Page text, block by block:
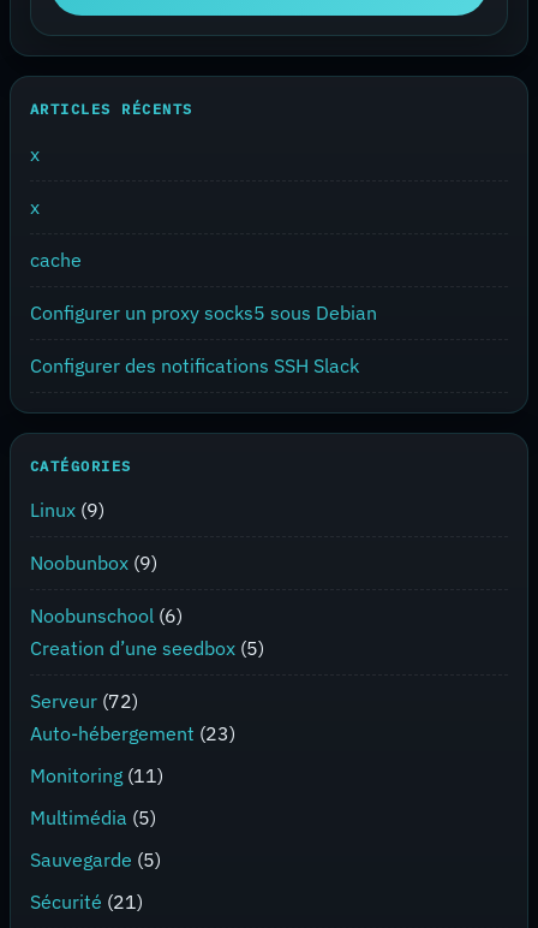
ARTICLES RÉCENTS
x
x
cache
Configurer un proxy socks5 sous Debian
Configurer des notifications SSH Slack
CATÉGORIES
Linux (9)
Noobunbox (9)
Noobunschool (6)
Creation d’une seedbox (5)
Serveur (72)
Auto-hébergement (23)
Monitoring (11)
Multimédia (5)
Sauvegarde (5)
Sécurité (21)